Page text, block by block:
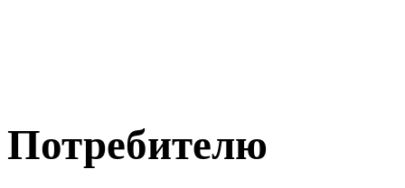
Потребителю